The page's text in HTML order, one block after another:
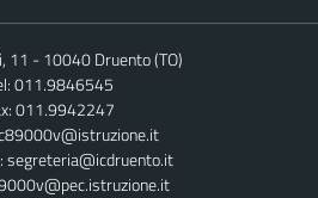
11 - 10040 Druento (TO)
011.9846545
011.9942247
segreteria@icdruento.it